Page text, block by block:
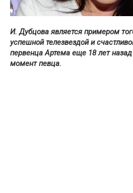
И. Дубцова является примером
успешной телезвездой и
первенца Артема еще 18 лет назад
момент певца.